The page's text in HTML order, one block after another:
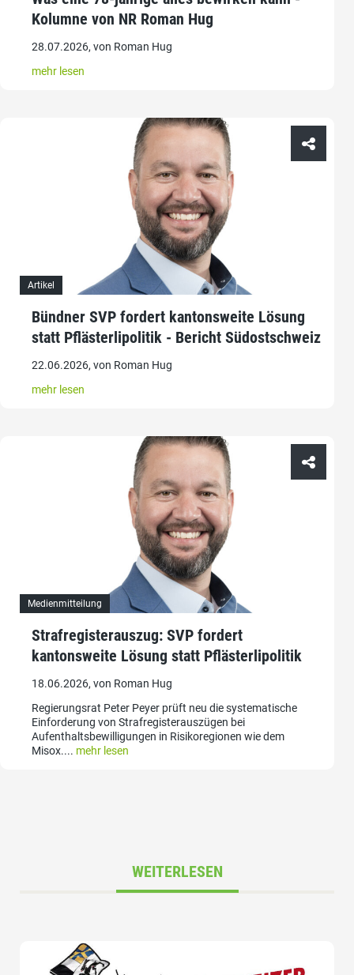
Kolumne von NR Roman Hug
28.07.2026, von Roman Hug
mehr lesen
Artikel
Bündner SVP fordert kantonsweite Lösung
statt Pflästerlipolitik - Bericht Südostschweiz
22.06.2026, von Roman Hug
mehr lesen
Medienmitteilung
Strafregisterauszug: SVP fordert
kantonsweite Lösung statt Pflästerlipolitik
18.06.2026, von Roman Hug
Regierungsrat Peter Peyer prüft neu die systematische
Einforderung von Strafregisterauszügen bei
Aufenthaltsbewilligungen in Risikoregionen wie dem
Misox.... mehr lesen
WEITERLESEN